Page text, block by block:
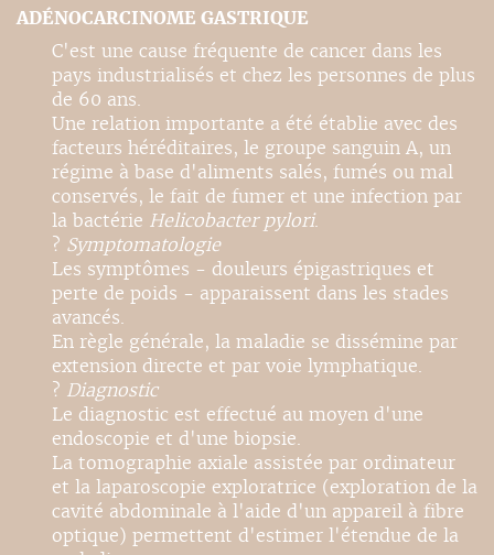
ADÉNOCARCINOME GASTRIQUE
C'est une cause fréquente de cancer dans les
pays industrialisés et chez les personnes de plus
de 60 ans.
Une relation importante a été établie avec des
facteurs héréditaires, le groupe sanguin A, un
régime à base d'aliments salés, fumés ou mal
conservés, le fait de fumer et une infection par
la bactérie Helicobacter pylori.
? Symptomatologie
Les symptômes - douleurs épigastriques et
perte de poids - apparaissent dans les stades
avancés.
En règle générale, la maladie se dissémine par
extension directe et par voie lymphatique.
? Diagnostic
Le diagnostic est effectué au moyen d'une
endoscopie et d'une biopsie.
La tomographie axiale assistée par ordinateur
et la laparoscopie exploratrice (exploration de la
cavité abdominale à l'aide d'un appareil à fibre
optique) permettent d'estimer l'étendue de la